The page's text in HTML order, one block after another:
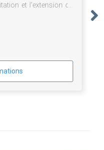
et l'extension du